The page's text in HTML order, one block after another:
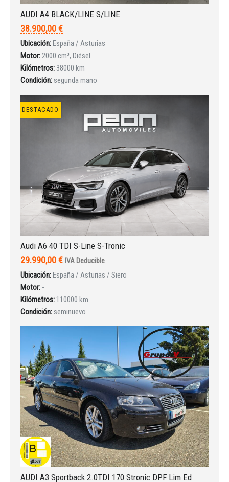
¿Ha olvidado la contraseña?
AUDI A4 BLACK/LINE S/LINE
38.900,00 €
Ubicación:España / Asturias
Motor:2000 cm³, Diésel
Kilómetros: 38000 km
Condición: segunda mano
DESTACADO
Audi A6 40 TDI S-Line S-Tronic
29.990,00 € IVA Deducible
Ubicación:España / Asturias / Siero
Motor: -
Kilómetros: 110000 km
Condición: seminuevo
AUDI A3 Sportback 2.0TDI 170 Stronic DPF Lim Ed